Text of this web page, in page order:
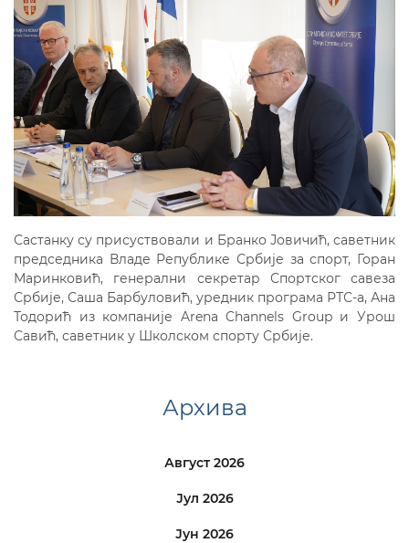
Састанку су присуствовали и Бранко Јовичић, саветник
председника Владе Републике Србије за спорт, Горан
Маринковић, генерални секретар Спортског савеза
Србије, Саша Барбуловић, уредник програма РТС-а, Ана
Тодорић из компаније Arena Channels Group и Урош
Савић, саветник у Школском спорту Србије.
Архива
Август 2026
Јул 2026
Јун 2026